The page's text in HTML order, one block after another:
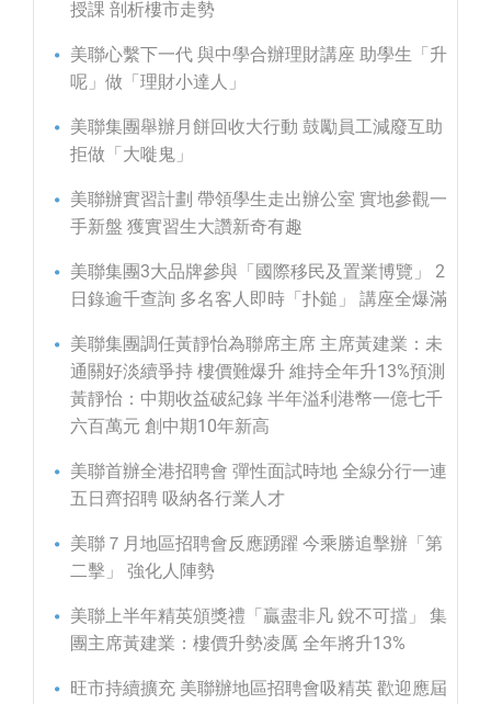
授課 剖析樓市走勢
美聯心繫下一代 與中學合辦理財講座 助學生「升
呢」做「理財小達人」
美聯集團舉辦月餅回收大行動 鼓勵員工減廢互助
拒做「大嘥鬼」
美聯辦實習計劃 帶領學生走出辦公室 實地參觀一
手新盤 獲實習生大讚新奇有趣
美聯集團3大品牌參與「國際移民及置業博覽」 2
日錄逾千查詢 多名客人即時「扑鎚」 講座全爆滿
美聯集團調任黃靜怡為聯席主席 主席黃建業：未
通關好淡續爭持 樓價難爆升 維持全年升13%預測
黃靜怡：中期收益破紀錄 半年溢利港幣一億七千
六百萬元 創中期10年新高
美聯首辦全港招聘會 彈性面試時地 全線分行一連
五日齊招聘 吸納各行業人才
美聯７月地區招聘會反應踴躍 今乘勝追擊辦「第
二擊」 強化人陣勢
美聯上半年精英頒獎禮「贏盡非凡 銳不可擋」 集
團主席黃建業：樓價升勢凌厲 全年將升13%
旺市持續擴充 美聯辦地區招聘會吸精英 歡迎應屆